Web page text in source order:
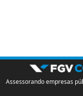
Assessorando empresas